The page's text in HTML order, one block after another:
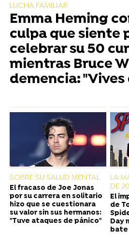
LUCHA FAMILIAR
Emma Heming
culpa que siente
celebrar su 50
mientras Bruce
demencia:
SOBRE SU SALUD MENTAL
El fracaso de Joe Jonas
por su carrera en solitario
hizo que se cuestionara
su valor sin sus hermanos:
"Tuve ataques de pánico"
LA
DE
El
de
Day
bate